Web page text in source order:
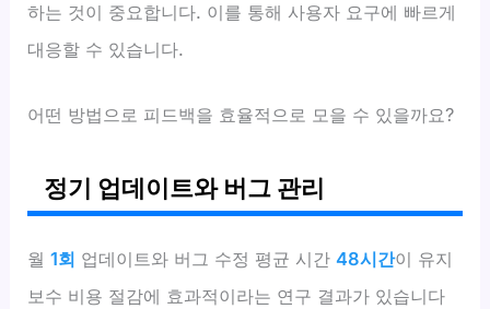
하는 것이 중요합니다. 이를 통해 사용자 요구에 빠르게
대응할 수 있습니다.
어떤 방법으로 피드백을 효율적으로 모을 수 있을까요?
정기 업데이트와 버그 관리
월1회 업데이트와 버그 수정 평균 시간48시간이 유지
보수 비용 절감에 효과적이라는 연구 결과가 있습니다